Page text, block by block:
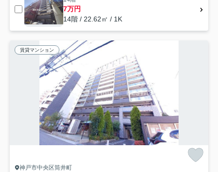
7万円
14階 / 22.62㎡ / 1K
賃貸マンション
神戸市中央区筒井町